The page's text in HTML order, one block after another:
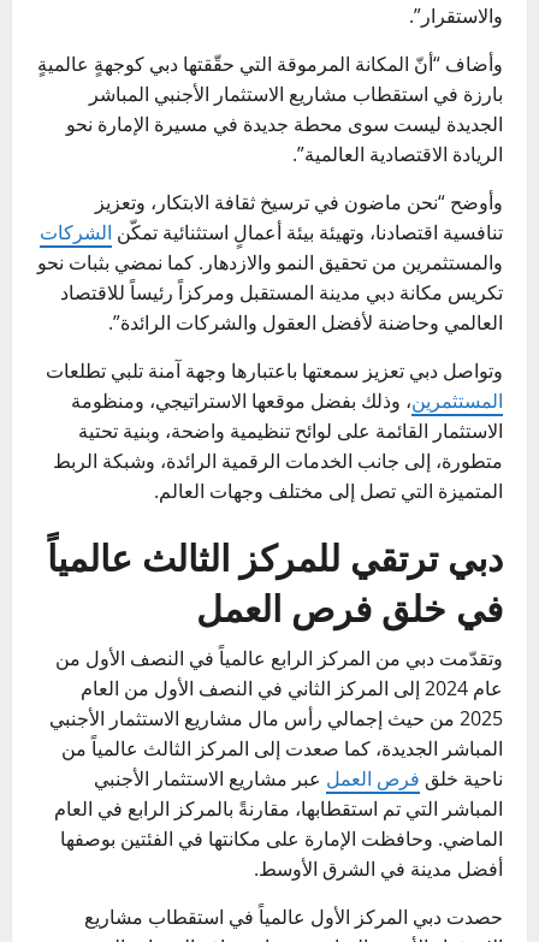
والاستقرار”.
وأضاف “أنّ المكانة المرموقة التي حقّقتها دبي كوجهةٍ عالميةٍ
بارزة في استقطاب مشاريع الاستثمار الأجنبي المباشر
الجديدة ليست سوى محطة جديدة في مسيرة الإمارة نحو
الريادة الاقتصادية العالمية”.
وأوضح “نحن ماضون في ترسيخ ثقافة الابتكار، وتعزيز
تنافسية اقتصادنا، وتهيئة بيئة أعمالٍ استثنائية تمكّن الشركات
والمستثمرين من تحقيق النمو والازدهار. كما نمضي بثبات نحو
تكريس مكانة دبي مدينة المستقبل ومركزاً رئيساً للاقتصاد
العالمي وحاضنة لأفضل العقول والشركات الرائدة”.
وتواصل دبي تعزيز سمعتها باعتبارها وجهة آمنة تلبي تطلعات
المستثمرين، وذلك بفضل موقعها الاستراتيجي، ومنظومة
الاستثمار القائمة على لوائح تنظيمية واضحة، وبنية تحتية
متطورة، إلى جانب الخدمات الرقمية الرائدة، وشبكة الربط
المتميزة التي تصل إلى مختلف وجهات العالم.
دبي ترتقي للمركز الثالث عالمياً
في خلق فرص العمل
وتقدّمت دبي من المركز الرابع عالمياً في النصف الأول من
عام 2024 إلى المركز الثاني في النصف الأول من العام
2025 من حيث إجمالي رأس مال مشاريع الاستثمار الأجنبي
المباشر الجديدة، كما صعدت إلى المركز الثالث عالمياً من
ناحية خلق فرص العمل عبر مشاريع الاستثمار الأجنبي
المباشر التي تم استقطابها، مقارنةً بالمركز الرابع في العام
الماضي. وحافظت الإمارة على مكانتها في الفئتين بوصفها
أفضل مدينة في الشرق الأوسط.
حصدت دبي المركز الأول عالمياً في استقطاب مشاريع